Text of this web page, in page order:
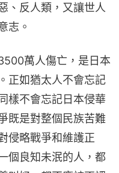
、反人類，又讓世人
志。
萬人傷亡，是日本
正如猶太人不會忘記
樣不會忘記日本侵華
既是對整個民族苦難
侵略戰爭和維護正
個良知未泯的人，都